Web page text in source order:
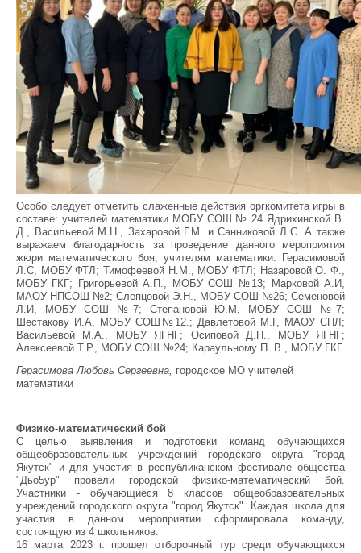
Особо следует отметить слаженные действия оргкомитета игры в
составе: учителей математики МОБУ СОШ № 24 Ядрихинской В.
Д., Васильевой М.Н., Захаровой Г.М. и Санниковой Л.С. А также
выражаем благодарность за проведение данного мероприятия
жюри математического боя, учителям математики: Герасимовой
Л.С, МОБУ ФТЛ; Тимофеевой Н.М., МОБУ ФТЛ; Назаровой О. Ф.,
МОБУ ГКГ; Григорьевой А.П., МОБУ СОШ №13; Марковой А.И,
МАОУ НПСОШ №2; Слепцовой Э.Н., МОБУ СОШ №26; Семеновой
Л.И, МОБУ СОШ №7; Степановой Ю.М, МОБУ СОШ №7;
Шестакову И.А, МОБУ СОШ№12.; Давлетовой М.Г, МАОУ СПЛ;
Васильевой М.А., МОБУ ЯГНГ; Осиповой Д.П., МОБУ ЯГНГ;
Алексеевой Т.Р., МОБУ СОШ №24; Караульному П. В., МОБУ ГКГ.
Герасимова Любовь Сергеевна, городское МО учителей
математики
Физико-математический бой
С целью выявления и подготовки команд обучающихся
общеобразовательных учреждений городского округа "город
Якутск" и для участия в республиканском фестивале общества
"Дьо5ур" провели городской физико-математический бой.
Участники - обучающиеся 8 классов общеобразовательных
учреждений городского округа "город Якутск". Каждая школа для
участия в данном мероприятии сформировала команду,
состоящую из 4 школьников.
16 марта 2023 г. прошел отборочный тур среди обучающихся